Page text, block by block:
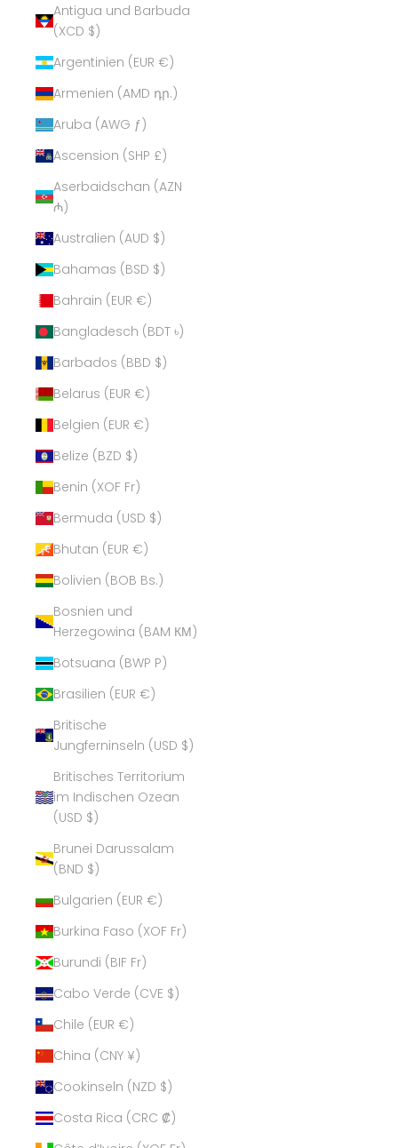
Antigua und Barbuda
(XCD $)
Argentinien (EUR €)
Armenien (AMD դր.)
Aruba (AWG ƒ)
Ascension (SHP £)
Aserbaidschan (AZN
₼)
Australien (AUD $)
Bahamas (BSD $)
Bahrain (EUR €)
Bangladesch (BDT ৳)
Barbados (BBD $)
Belarus (EUR €)
Belgien (EUR €)
Belize (BZD $)
Benin (XOF Fr)
Bermuda (USD $)
Bhutan (EUR €)
Bolivien (BOB Bs.)
Bosnien und
Herzegowina (BAM КМ)
Botsuana (BWP P)
Brasilien (EUR €)
Britische
Jungferninseln (USD $)
Britisches Territorium
im Indischen Ozean
(USD $)
Brunei Darussalam
(BND $)
Bulgarien (EUR €)
Burkina Faso (XOF Fr)
Burundi (BIF Fr)
Cabo Verde (CVE $)
Chile (EUR €)
China (CNY ¥)
Cookinseln (NZD $)
Costa Rica (CRC ₡)